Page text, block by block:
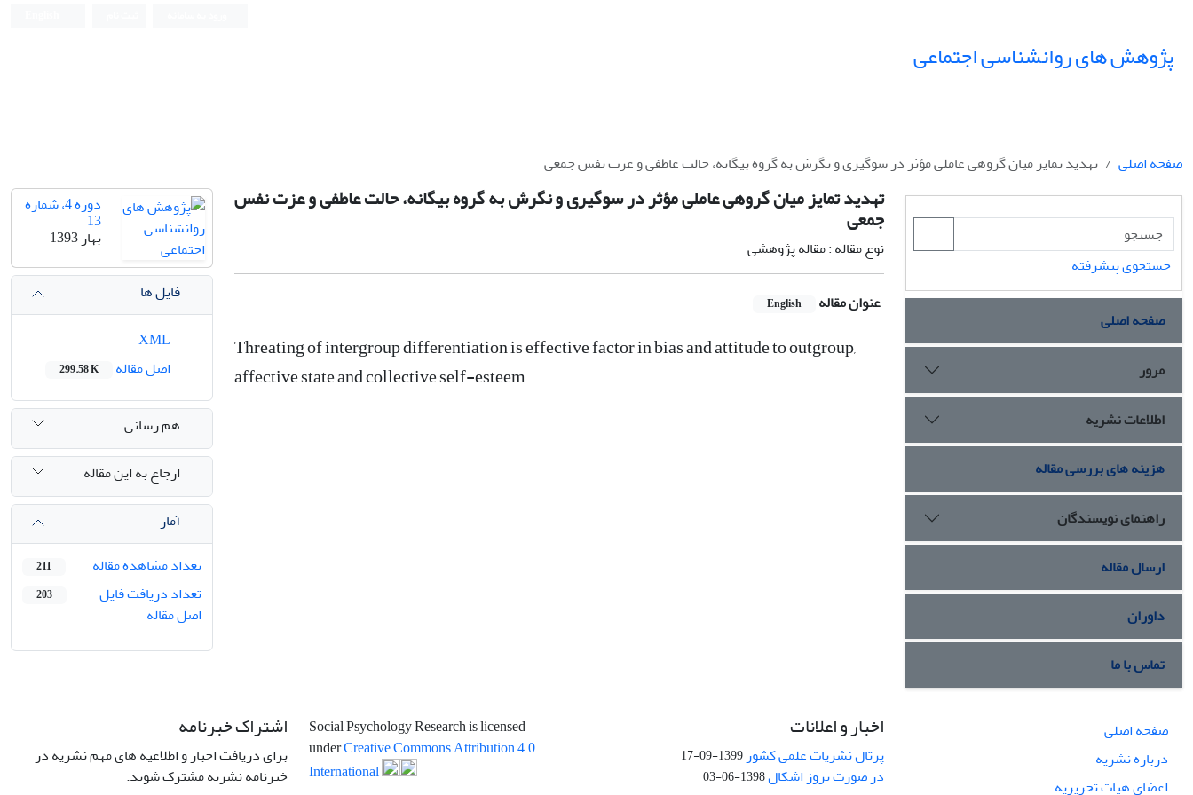
پژوهش های روانشناسی اجتماعی
صفحه اصلی تهدید تمایز میان گروهی عاملی مؤثر در سوگیری و نگرش به گروه بیگانه، حالت عاطفی و عزت نفس جمعی
تهدید تمایز میان گروهی عاملی مؤثر در سوگیری و نگرش به گروه بیگانه، حالت عاطفی و عزت نفس
جمعی
نوع مقاله : مقاله پژوهشی
عنوان مقاله English
Threating of intergroup differentiation is effective factor in bias and attitude to outgroup,
affective state and collective self-esteem
دوره 4، شماره
13
بهار 1393
فایل ها
اصل مقاله
299.58 K
هم رسانی
ارجاع به این مقاله
آمار
تعداد مشاهده مقاله
211
تعداد دریافت فایل
اصل مقاله
203
جستجوی پیشرفته
صفحه اصلی
مرور
اطلاعات نشریه
هزینه های بررسی مقاله
راهنمای نویسندگان
ارسال مقاله
داوران
تماس با ما
صفحه اصلی
درباره نشریه
اعضای هیات تحریریه
اخبار و اعلانات
پرتال نشریات علمی کشور1399-09-17
در صورت بروز اشکال1398-06-03
Social Psychology Research is licensed
underCreative Commons Attribution 4.0
International
اشتراک خبرنامه
برای دریافت اخبار و اطلاعیه های مهم نشریه در
خبرنامه نشریه مشترک شوید.